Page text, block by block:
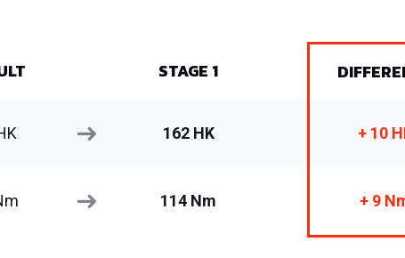
STAGE 1
162 HK + 10
114 Nm + 9